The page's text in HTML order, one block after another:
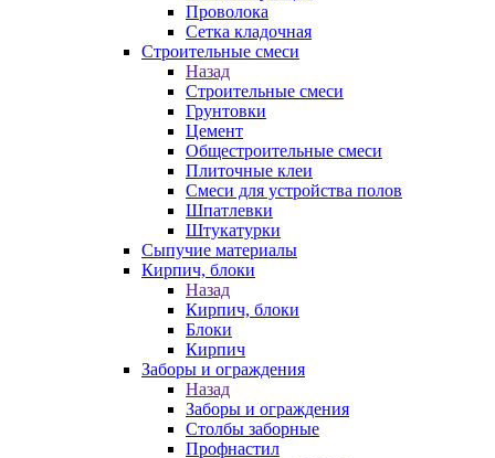
Проволока
Сетка кладочная
Строительные смеси
Назад
Строительные смеси
Грунтовки
Цемент
Общестроительные смеси
Плиточные клеи
Смеси для устройства полов
Шпатлевки
Штукатурки
Сыпучие материалы
Кирпич, блоки
Назад
Кирпич, блоки
Блоки
Кирпич
Заборы и ограждения
Назад
Заборы и ограждения
Столбы заборные
Профнастил